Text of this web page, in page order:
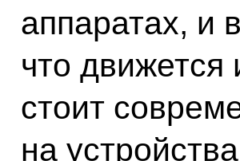
аппаратах, и
что движется
стоит
на